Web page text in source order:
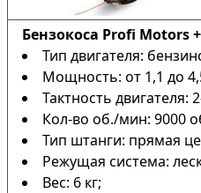
Бензокоса Profi Motors
Тип двигателя:
Мощность: от 1,1 до
Тактность двигателя:
Кол-во об./мин: 9000
Тип штанги: прямая
Режущая система:
Вес: 6 кг;